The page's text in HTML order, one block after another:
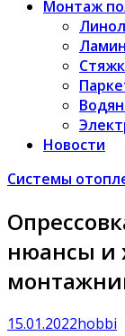
Монтаж
Новости
Системы
нюансы и
15.01.2022hobbi